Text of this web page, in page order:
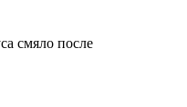
смяло после